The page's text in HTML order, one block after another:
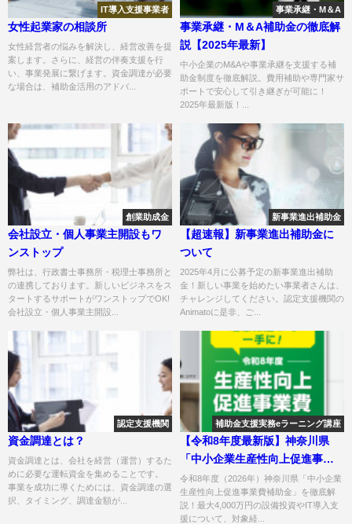
IT導入支援事業者
女性起業家の相談所
女性経営者の悩みを解決し、経営改善を提
案します。さらに、経営の伴奏支援を行
い、事業発展に繋げます。資金調達が必要
な場合は、補助金活用のアドバ...
事業承継・M＆A
事業承継・M＆A補助金の徹底解
説【2025年最新】
中小企業のM&Aや事業承継を支援する補
助金制度を徹底解説。費用補助や専門家サ
ポートで安心して引き継ぎが可能に！
2025年最新版！...
創業助成金
会社設立・個人事業主開設もワ
ンストップ
弊社は、行政書士事務所・税理士事務所と
の連携しております。新しいビジネスをス
タートするサポートがワンストップでOK!
会社設立・個人事業主開設...
新事業進出補助金
【超速報】新事業進出補助金に
ついて
2025年4月に公募予定の新事業進出補助
金！新しい事業を始めたい事業者さんは、
チャレンジしてください。認定支援機関の
Animatoに是非、ご...
認定支援機関
資金調達とは？
資金調達とは、会社を経営（運営）するた
めに必要な運転資金を集めることです。
事業を成功に導くためには、資金調達の選
択、タイミング、調達金額が...
補助金支援実務eラーニング講座
【令和8年度最新版】神奈川県
「中小企業生産性向上促進事業
費補助金」を徹底解説！最大
4,000万円の設備投資・IT導入で
稼ぐ力を強化
令和8年度（2026年）神奈川県「中小企業
生産性向上促進事業費補助金」を徹底解
説！最大4,000万円の設備投資やIT導入支
援について、対象経...